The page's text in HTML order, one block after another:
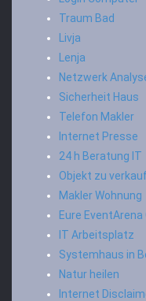
Traum Bad
Livja
Lenja
Netzwerk
Sicherheit Haus
Telefon Makler
Internet Presse
24 h Beratung IT
Objekt zu
Makler Wohnung
Eure EventArena
IT Arbeitsplatz
Systemhaus in
Natur heilen
Internet